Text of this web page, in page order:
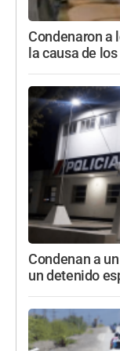
Condenaron a
la causa de
Condenan a
un detenido